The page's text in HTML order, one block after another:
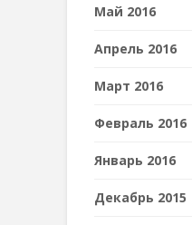
Май 2016
Апрель 2016
Март 2016
Февраль 2016
Январь 2016
Декабрь 2015